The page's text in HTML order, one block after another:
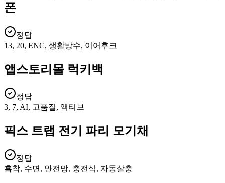
폰
정답
13, 20, ENC, 생활방수, 이어후크
앱스토리몰 럭키백
정답
3, 7, AI, 고품질, 액티브
픽스 트랩 전기 파리 모기채
정답
흡착, 수면, 안전망, 충전식, 자동살충